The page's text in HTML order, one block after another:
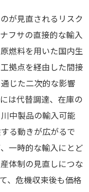
が見直されるリスク
フサの直接的な輸入
燃料を用いた国内生
拠点を経由した間接
じた二次的な影響
は代替調達、在庫の
中製品の輸入可能
る動きが広がるで
一時的な輸入にとど
体制の見直しにつな
、危機収束後も価格